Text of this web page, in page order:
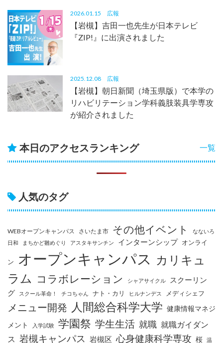
2026.01.15 広報
【岩槻】吉田一也先生が日本テレビ
『ZIP!』に出演されました
2025.12.08 広報
【岩槻】朝日新聞（埼玉県版）で本学の
リハビリテーション学科義肢装具学専攻
が紹介されました
一覧
本日のアクセスランキング
人気のタグ
WEBオープンキャンパス さいたま市 その他イベント
なないろ
日和
まちかど雛めぐり アスタキサンチン インターンシップ オンライ
ン オープンキャンパス カリキュ
ラム コラボレーション シャアサイクル
スクーリン
グ
スクール革命！ チコちゃん ナト・カリ ヒルナンデス メディシェフ
メニュー開発 人間総合科学大学 健康情報マネジ
メント
入学試験 学園祭 学生生活 就職 就職ガイダン
ス 岩槻キャンパス 岩槻区 心身健康科学専攻 桜 温